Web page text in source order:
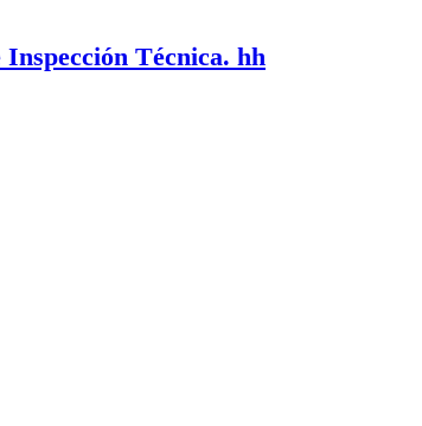
Técnica. hh